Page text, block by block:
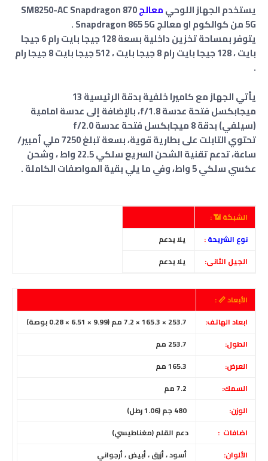
يستخدم الجهاز اللوحيمعالجSM8250-AC Snapdragon 870
5G من كوالكوم او معالج Snapdragon 865 5G .
يتوفر بمساحة تخزين داخلية بسعة 128 جيجا بايت رام 6 جيجا
بايت ، 128 جيجا بايت رام 8 جيجا بايت ، 512 جيجا بايت 8 جيجا رام
.
يأتي الجهاز مع كاميرا خلفية بدقة الرئيسية 13
ميجابكسلفتحة عدسة f/1.8
، بالإضافة إلى عدسة امامية
(سيلفي) بدقة 8 ميجابكسل
فتحة عدسة f/2.0
تحتوي التابلت على بطارية قوية، بسعة تبلغ 7250 ملي أمبير/
ساعة، تدعم تقنية الشحن السريع سلكي 22.5 واط
،وشحن
عكسي سلكي 5 واط، وفي ما يلي بقية المواصفات الكاملة .
الشبكة 📶 :
نوع الشريحة:
يلا يدعم
الجيل الثانى:
يلا يدعم
الأبعاد 📏 :
ابعاد الهاتف:
الطول:
253.7 مم
العرض:
165.3مم
السمك:
الوزن:
اضافات :
دعم القلم (مغناطيسي)
الألوان:
أسود ، أزرق ، أبيض ، أرجواني